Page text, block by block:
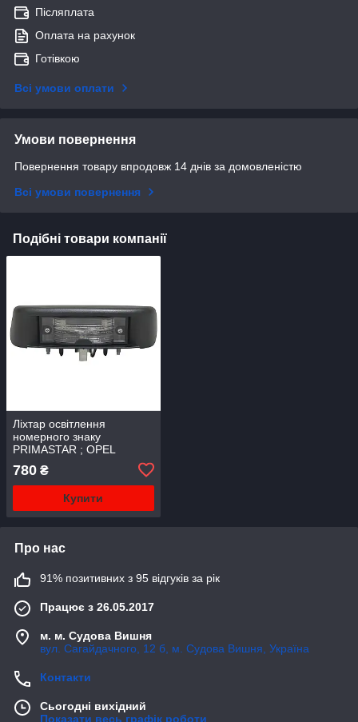
Післяплата
Оплата на рахунок
Готівкою
Всі умови оплати
Умови повернення
Повернення товару впродовж 14 днів за домовленістю
Всі умови повернення
Подібні товари компанії
Ліхтар освітлення
номерного знаку
PRIMASTAR ; OPEL
TRAFIC II, TRAFIC III
03.01-
780 ₴
Купити
Про нас
91% позитивних з 95 відгуків за рік
Працює з 26.05.2017
м. м. Судова Вишня
вул. Сагайдачного, 12 б, м. Судова Вишня, Україна
Контакти
Сьогодні вихідний
Показати весь графік роботи